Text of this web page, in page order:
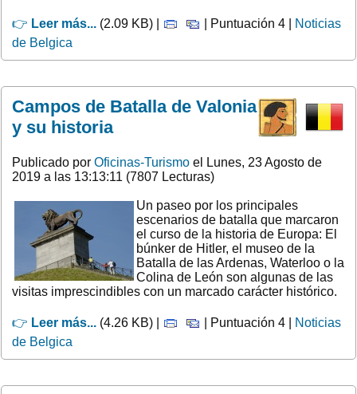
👉 Leer más... (2.09 KB) | | Puntuación 4 |
Noticias
de Belgica
Campos de Batalla de Valonia
y su historia
Publicado por Oficinas-Turismo el Lunes, 23 Agosto de
2019 a las 13:13:11 (7807 Lecturas)
Un paseo por los principales
escenarios de batalla que marcaron
el curso de la historia de Europa: El
búnker de Hitler, el museo de la
Batalla de las Ardenas, Waterloo o la
Colina de León son algunas de las
visitas imprescindibles con un marcado carácter histórico.
👉 Leer más... (4.26 KB) | | Puntuación 4 |
Noticias
de Belgica